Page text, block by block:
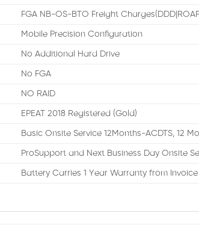
FGA NB-OS-BTO Freight
Mobile Precision Configuration
No Additional Hard Drive
No FGA
NO RAID
EPEAT 2018 Registered (Gold)
Basic Onsite Service 12Months-ACDTS, 12
ProSupport and Next Business Day Onsite
Battery Carries 1 Year Warranty from